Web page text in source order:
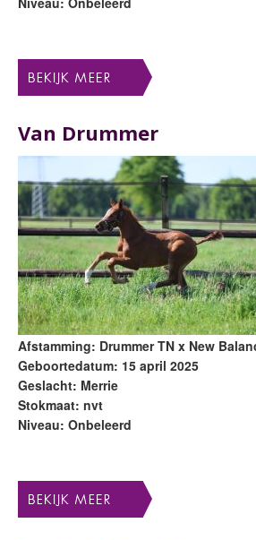
Van Drummer
Afstamming: Drummer TN x New
Geboortedatum: 15 april 2025
Geslacht: Merrie
Stokmaat: nvt
Niveau: Onbeleerd